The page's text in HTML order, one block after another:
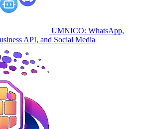
UMNICO: WhatsApp,
API, and Social Media